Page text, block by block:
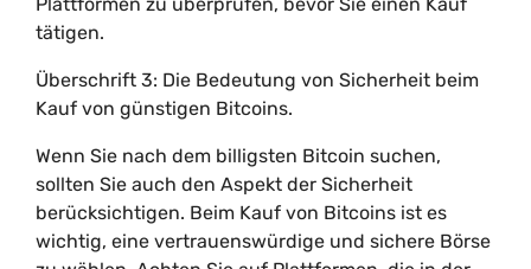
tätigen.
Überschrift 3: Die Bedeutung von Sicherheit beim
Kauf von günstigen Bitcoins.
Wenn Sie nach dem billigsten Bitcoin suchen,
sollten Sie auch den Aspekt der Sicherheit
berücksichtigen. Beim Kauf von Bitcoins ist es
wichtig, eine vertrauenswürdige und sichere Börse